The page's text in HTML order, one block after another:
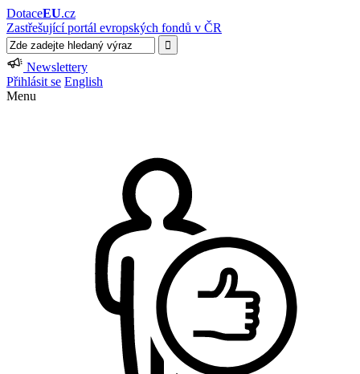
DotaceEU.cz
Zastřešující portál evropských fondů v ČR
Newslettery
Přihlásit se English
Menu